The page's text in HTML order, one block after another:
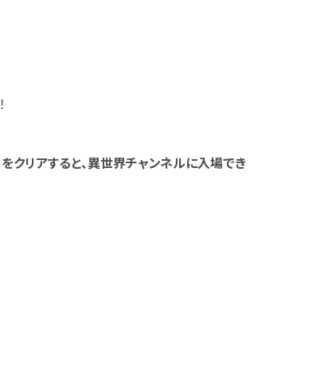
をクリアすると、異世界チャンネルに入場でき